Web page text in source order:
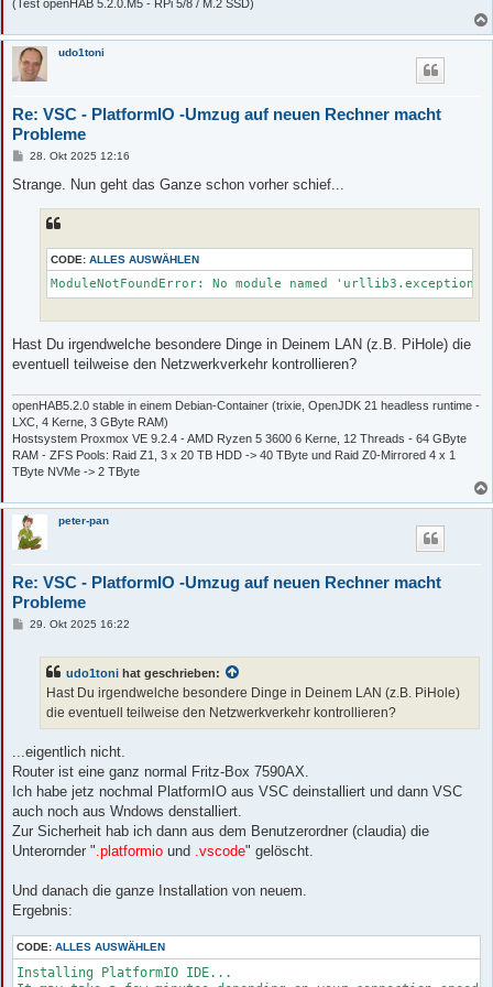
    from platformio.package.download import FileDownloader
File "C:\Users\claudia\.platformio\penv\Lib\site-
    from platformio.http import HTTPSession
File "C:\Users\claudia\.platformio\penv\Lib\site-
File "C:\Users\claudia\.platformio\penv\Lib\site-
    from .exceptions import RequestsDependencyWarning
File "C:\Users\claudia\.platformio\penv\Lib\site-
    from urllib3.exceptions import HTTPError as BaseHTTPError
(Test openHAB 5.2.0.M5 - RPi 5/8 / M.2 SSD)
udo1toni
Re: VSC - PlatformIO -Umzug auf neuen Rechner macht
Probleme
B
i
28. Okt 2025 12:16
Strange. Nun geht das Ganze schon vorher schief...
CODE: ALLES AUSWÄHLEN
ModuleNotFoundError: No module named 'urllib3.exceptions'
Hast Du irgendwelche besondere Dinge in Deinem LAN (z.B. PiHole) die
eventuell teilweise den Netzwerkverkehr kontrollieren?
openHAB5.2.0 stable in einem Debian-Container (trixie, OpenJDK 21 headless runtime -
LXC, 4 Kerne, 3 GByte RAM)
Hostsystem Proxmox VE 9.2.4 - AMD Ryzen 5 3600 6 Kerne, 12 Threads - 64 GByte
RAM - ZFS Pools: Raid Z1, 3 x 20 TB HDD -> 40 TByte und Raid Z0-Mirrored 4 x 1
TByte NVMe -> 2 TByte
peter-pan
Re: VSC - PlatformIO -Umzug auf neuen Rechner macht
Probleme
B29. Okt 2025 16:22
udo1toni hat geschrieben:
Hast Du irgendwelche besondere Dinge in Deinem LAN (z.B. PiHole)
die eventuell teilweise den Netzwerkverkehr kontrollieren?
...eigentlich nicht.
Router ist eine ganz normal Fritz-Box 7590AX.
Ich habe jetz nochmal PlatformIO aus VSC deinstalliert und dann VSC
auch noch aus Wndows denstalliert.
Zur Sicherheit hab ich dann aus dem Benutzerordner (claudia) die
Unterornder ".platformio und .vscode" gelöscht.
Und danach die ganze Installation von neuem.
Ergebnis:
CODE: ALLES AUSWÄHLEN
Installing PlatformIO IDE...